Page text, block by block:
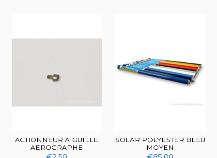
ACTIONNEUR AIGUILLE
AEROGRAPHE
SOLAR POLYESTER BLEU
MOYEN